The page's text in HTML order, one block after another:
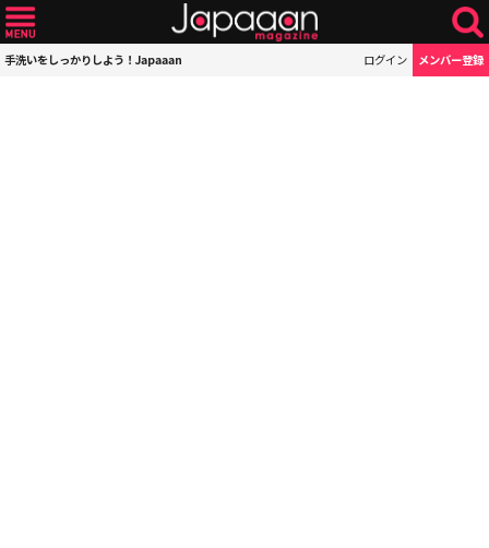
手洗いをしっかりしよう！Japaaan ログイン メンバー登録